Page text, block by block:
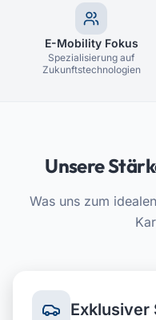
E-Mobility Fokus
Spezialisierung auf
Zukunftstechnologien
Unsere
Was uns zum
Exklusiver